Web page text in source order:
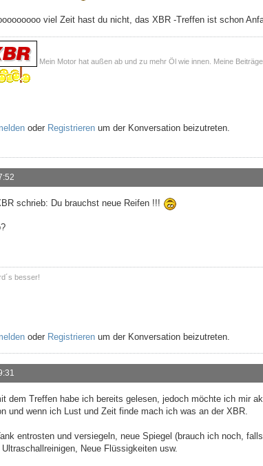
viel Zeit hast du nicht, das XBR -Treffen ist schon
Mein Motor hat außen ab und zu mehr Öl wie innen. Meine
oder Registrieren um der Konversation beizutreten.
schrieb: Du brauchst neue Reifen !!!
besser!
oder Registrieren um der Konversation beizutreten.
dem Treffen habe ich bereits gelesen, jedoch möchte ich mir
und wenn ich Lust und Zeit finde mach ich was an der XBR.
entrosten und versiegeln, neue Spiegel (brauch ich noch,
Ultraschallreinigen, Neue Flüssigkeiten usw.